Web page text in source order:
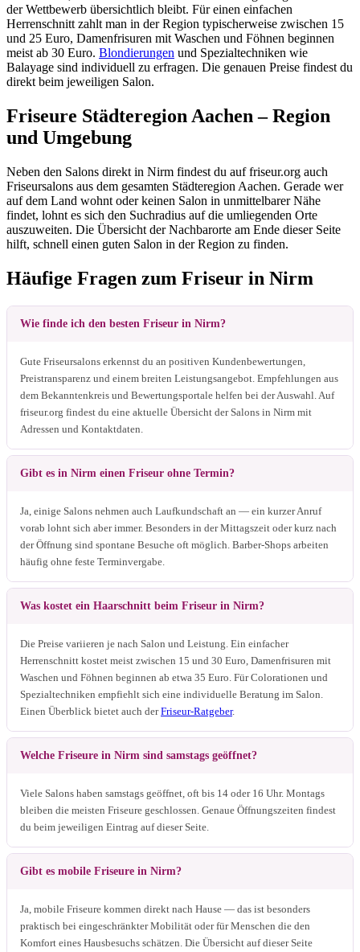
der Wettbewerb übersichtlich bleibt. Für einen einfachen
Herrenschnitt zahlt man in der Region typischerweise zwischen 15
und 25 Euro, Damenfrisuren mit Waschen und Föhnen beginnen
meist ab 30 Euro. Blondierungen und Spezialtechniken wie
Balayage sind individuell zu erfragen. Die genauen Preise findest du
direkt beim jeweiligen Salon.
Friseure Städteregion Aachen – Region
und Umgebung
Neben den Salons direkt in Nirm findest du auf friseur.org auch
Friseursalons aus dem gesamten Städteregion Aachen. Gerade wer
auf dem Land wohnt oder keinen Salon in unmittelbarer Nähe
findet, lohnt es sich den Suchradius auf die umliegenden Orte
auszuweiten. Die Übersicht der Nachbarorte am Ende dieser Seite
hilft, schnell einen guten Salon in der Region zu finden.
Häufige Fragen zum Friseur in Nirm
Wie finde ich den besten Friseur in Nirm?
Gute Friseursalons erkennst du an positiven Kundenbewertungen,
Preistransparenz und einem breiten Leistungsangebot. Empfehlungen aus
dem Bekanntenkreis und Bewertungsportale helfen bei der Auswahl. Auf
friseur.org findest du eine aktuelle Übersicht der Salons in Nirm mit
Adressen und Kontaktdaten.
Gibt es in Nirm einen Friseur ohne Termin?
Ja, einige Salons nehmen auch Laufkundschaft an — ein kurzer Anruf
vorab lohnt sich aber immer. Besonders in der Mittagszeit oder kurz nach
der Öffnung sind spontane Besuche oft möglich. Barber-Shops arbeiten
häufig ohne feste Terminvergabe.
Was kostet ein Haarschnitt beim Friseur in Nirm?
Die Preise variieren je nach Salon und Leistung. Ein einfacher
Herrenschnitt kostet meist zwischen 15 und 30 Euro, Damenfrisuren mit
Waschen und Föhnen beginnen ab etwa 35 Euro. Für Colorationen und
Spezialtechniken empfiehlt sich eine individuelle Beratung im Salon.
Einen Überblick bietet auch derFriseur-Ratgeber.
Welche Friseure in Nirm sind samstags geöffnet?
Viele Salons haben samstags geöffnet, oft bis 14 oder 16 Uhr. Montags
bleiben die meisten Friseure geschlossen. Genaue Öffnungszeiten findest
du beim jeweiligen Eintrag auf dieser Seite.
Gibt es mobile Friseure in Nirm?
Ja, mobile Friseure kommen direkt nach Hause — das ist besonders
praktisch bei eingeschränkter Mobilität oder für Menschen die den
Komfort eines Hausbesuchs schätzen. Die Übersicht auf dieser Seite